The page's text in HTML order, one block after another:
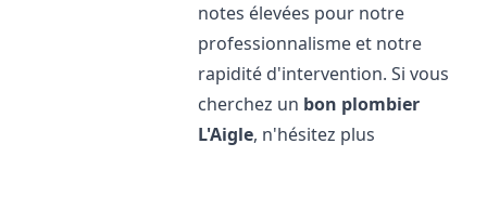
notes élevées pour notre
professionnalisme et notre
rapidité d'intervention. Si vous
cherchez un bon plombier
L'Aigle, n'hésitez plus